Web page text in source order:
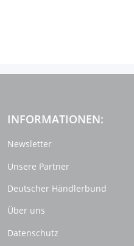
INFORMATIONEN:
Newsletter
Unsere Partner
Deutscher Händlerbund
Über uns
Datenschutz